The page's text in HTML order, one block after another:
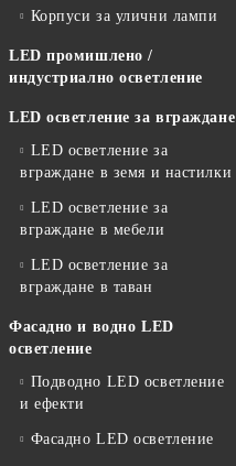
Корпуси за улични лампи
LED промишлено /
индустриално осветление
LED осветление за вграждане
LED осветление за
вграждане в земя и настилки
LED осветление за
вграждане в мебели
LED осветление за
вграждане в таван
Фасадно и водно LED
осветление
Подводно LED осветление
и ефекти
Фасадно LED осветление